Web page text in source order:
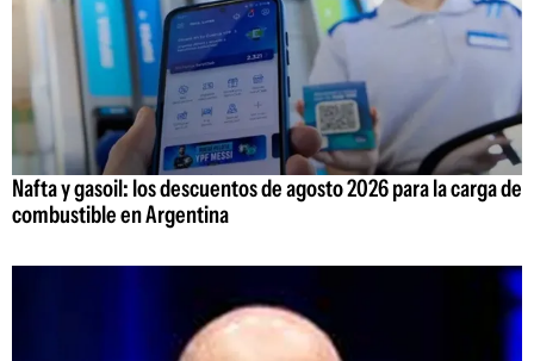
Nafta y gasoil: los descuentos de agosto 2026 para la carga de
combustible en Argentina